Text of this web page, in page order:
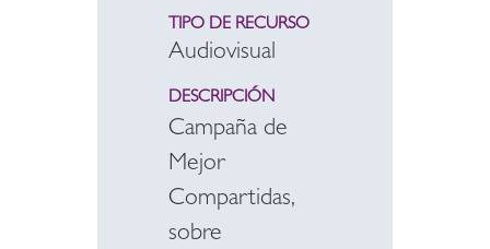
TIPO DE RECURSO
Audiovisual
DESCRIPCIÓN
Campaña de
Mejor
Compartidas,
sobre